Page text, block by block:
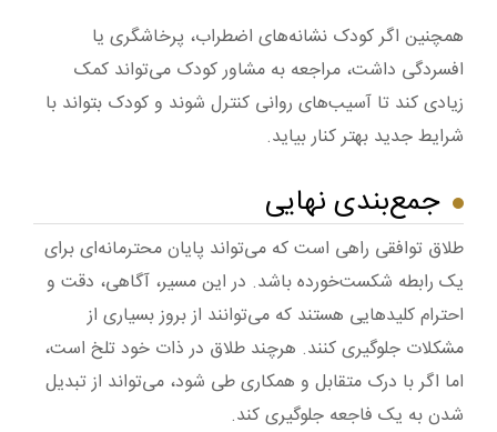
همچنین اگر کودک نشانه‌های اضطراب، پرخاشگری یا
افسردگی داشت، مراجعه به مشاور کودک می‌تواند کمک
زیادی کند تا آسیب‌های روانی کنترل شوند و کودک بتواند با
شرایط جدید بهتر کنار بیاید.
جمع‌بندی نهایی
طلاق توافقی راهی است که می‌تواند پایان محترمانه‌ای برای
یک رابطه شکست‌خورده باشد. در این مسیر، آگاهی، دقت و
احترام کلیدهایی هستند که می‌توانند از بروز بسیاری از
مشکلات جلوگیری کنند. هرچند طلاق در ذات خود تلخ است،
اما اگر با درک متقابل و همکاری طی شود، می‌تواند از تبدیل
شدن به یک فاجعه جلوگیری کند.